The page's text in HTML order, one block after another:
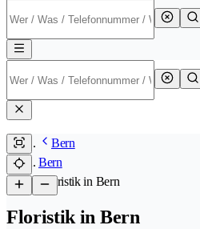
Bern
Bern
/Floristik in Bern
Floristik in Bern